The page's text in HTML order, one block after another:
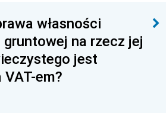
własności
na rzecz jej
jest
em?